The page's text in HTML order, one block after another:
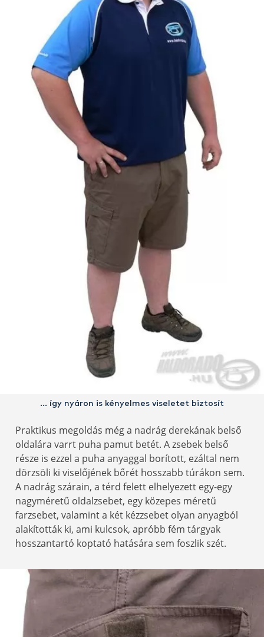
… így nyáron is kényelmes viseletet biztosít
Praktikus megoldás még a nadrág derekának belső
oldalára varrt puha pamut betét. A zsebek belső
része is ezzel a puha anyaggal borított, ezáltal nem
dörzsöli ki viselőjének bőrét hosszabb túrákon sem.
A nadrág szárain, a térd felett elhelyezett egy-egy
nagyméretű oldalzsebet, egy közepes méretű
farzsebet, valamint a két kézzsebet olyan anyagból
alakították ki, ami kulcsok, apróbb fém tárgyak
hosszantartó koptató hatására sem foszlik szét.